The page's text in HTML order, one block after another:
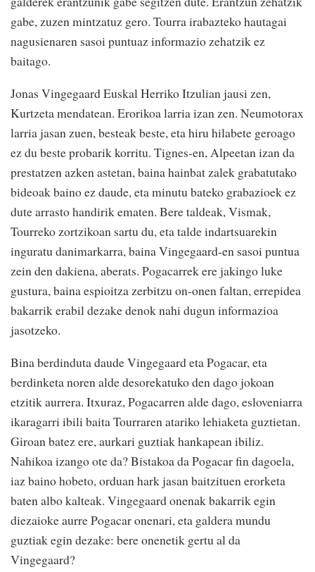
gabe, zuzen mintzatuz gero. Tourra irabazteko hautagai
nagusienaren sasoi puntuaz informazio zehatzik ez
baitago.
Jonas Vingegaard Euskal Herriko Itzulian jausi zen,
Kurtzeta mendatean. Erorikoa larria izan zen. Neumotorax
larria jasan zuen, besteak beste, eta hiru hilabete geroago
ez du beste probarik korritu. Tignes-en, Alpeetan izan da
prestatzen azken astetan, baina hainbat zalek grabatutako
bideoak baino ez daude, eta minutu bateko grabazioek ez
dute arrasto handirik ematen. Bere taldeak, Vismak,
Tourreko zortzikoan sartu du, eta talde indartsuarekin
inguratu danimarkarra, baina Vingegaard-en sasoi puntua
zein den dakiena, aberats. Pogacarrek ere jakingo luke
gustura, baina espioitza zerbitzu on-onen faltan, errepidea
bakarrik erabil dezake denok nahi dugun informazioa
jasotzeko.
Bina berdinduta daude Vingegaard eta Pogacar, eta
berdinketa noren alde desorekatuko den dago jokoan
etzitik aurrera. Itxuraz, Pogacarren alde dago, esloveniarra
ikaragarri ibili baita Tourraren atariko lehiaketa guztietan.
Giroan batez ere, aurkari guztiak hankapean ibiliz.
Nahikoa izango ote da? Bistakoa da Pogacar fin dagoela,
iaz baino hobeto, orduan hark jasan baitzituen erorketa
baten albo kalteak. Vingegaard onenak bakarrik egin
diezaioke aurre Pogacar onenari, eta galdera mundu
guztiak egin dezake: bere onenetik gertu al da
Vingegaard?